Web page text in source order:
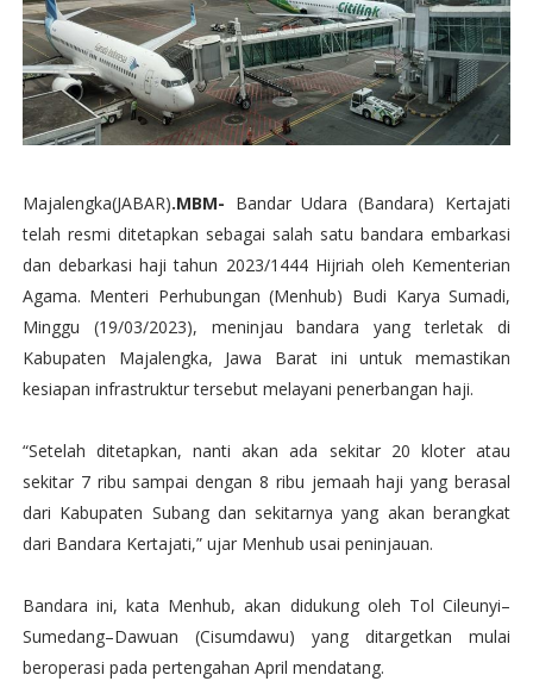
Majalengka(JABAR).MBM- Bandar Udara (Bandara) Kertajati
telah resmi ditetapkan sebagai salah satu bandara embarkasi
dan debarkasi haji tahun 2023/1444 Hijriah oleh Kementerian
Agama. Menteri Perhubungan (Menhub) Budi Karya Sumadi,
Minggu (19/03/2023), meninjau bandara yang terletak di
Kabupaten Majalengka, Jawa Barat ini untuk memastikan
kesiapan infrastruktur tersebut melayani penerbangan haji.
“Setelah ditetapkan, nanti akan ada sekitar 20 kloter atau
sekitar 7 ribu sampai dengan 8 ribu jemaah haji yang berasal
dari Kabupaten Subang dan sekitarnya yang akan berangkat
dari Bandara Kertajati,” ujar Menhub usai peninjauan.
Bandara ini, kata Menhub, akan didukung oleh Tol Cileunyi–
Sumedang–Dawuan (Cisumdawu) yang ditargetkan mulai
beroperasi pada pertengahan April mendatang.